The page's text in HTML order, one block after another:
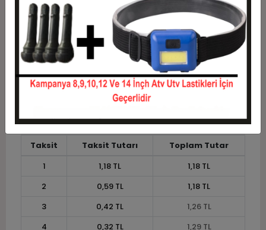
8
0,17 TL
9
0,16 TL
1,40 TL
10
0,14 TL
1,43 TL
11
1,44 TL
12
0,12 TL 1,46 TL
Taksit Taksit Tutarı
Toplam Tutar
1
1,18 TL
1,18 TL
2
0,59 TL
1,18 TL
3
0,42 TL
1,26 TL
4
0,32 TL
1,29 TL